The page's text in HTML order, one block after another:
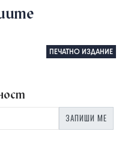
ПЕЧАТНО ИЗДАНИЕ
ЗАПИШИ МЕ